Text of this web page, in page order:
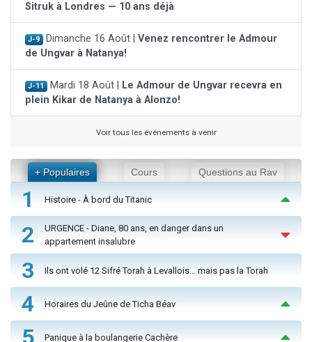
Sitruk à Londres — 10 ans déjà
J-9 Dimanche 16 Août | Venez rencontrer le Admour
de Ungvar à Natanya!
J-11 Mardi 18 Août |
Le Admour de Ungvar recevra en
plein Kikar de Natanya à Alonzo!
Voir tous les événements à venir
+ Populaires Cours Questions au Rav
1 Histoire - À bord du Titanic
2
URGENCE - Diane, 80 ans, en danger dans un
appartement insalubre
3 Ils ont volé 12 Sifré Torah à Levallois… mais pas la Torah
4 Horaires du Jeûne de Ticha Béav
Panique à la boulangerie Cachère